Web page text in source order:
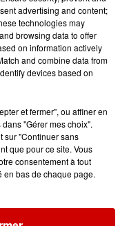
de nos
- Gagnez
: inscrivez-
advertising and content;
technologies may
browsing data to offer
on information actively
and combine data from
devices based on
et fermer", ou affiner en
"Gérer mes choix".
sur "Continuer sans
que pour ce site. Vous
consentement à tout
en bas de chaque page.